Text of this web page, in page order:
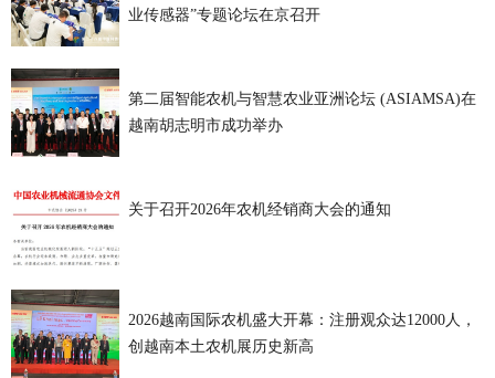
业传感器”专题论坛在京召开
第二届智能农机与智慧农业亚洲论坛 (ASIAMSA)在
越南胡志明市成功举办
关于召开2026年农机经销商大会的通知
2026越南国际农机盛大开幕：注册观众达12000人，
创越南本土农机展历史新高